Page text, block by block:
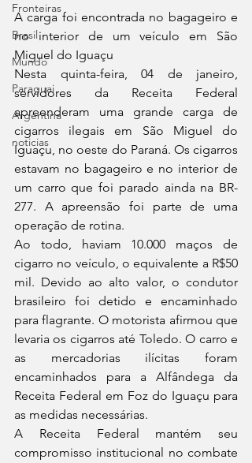
Fronteiras
Brasil
Mundo
Paraguai
Argentina
noticias
A carga foi encontrada no bagageiro e
no interior de um veículo em São
Miguel do Iguaçu
Nesta quinta-feira, 04 de janeiro,
servidores da Receita Federal
apreenderam uma grande carga de
cigarros ilegais em São Miguel do
Iguaçu, no oeste do Paraná. Os cigarros
estavam no bagageiro e no interior de
um carro que foi parado ainda na BR-
277. A apreensão foi parte de uma
operação de rotina.
Ao todo, haviam 10.000 maços de
cigarro no veículo, o equivalente a R$50
mil. Devido ao alto valor, o condutor
brasileiro foi detido e encaminhado
para flagrante. O motorista afirmou que
levaria os cigarros até Toledo. O carro e
as mercadorias ilícitas foram
encaminhados para a Alfândega da
Receita Federal em Foz do Iguaçu para
as medidas necessárias.
A Receita Federal mantém seu
compromisso institucional no combate